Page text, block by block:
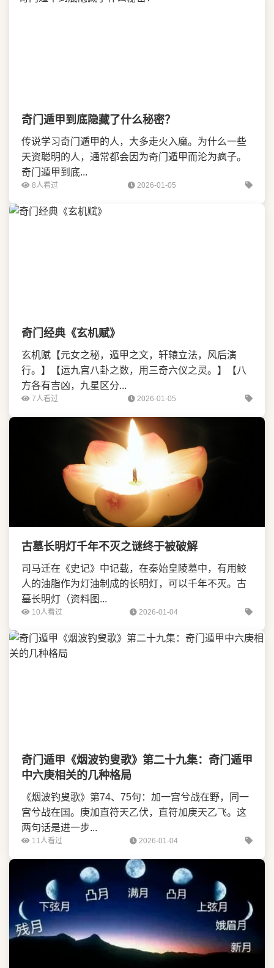
奇门遁甲到底隐藏了什么秘密？
传说学习奇门遁甲的人，大多走火入魔。为什么一些
天资聪明的人，通常都会因为奇门遁甲而沦为疯子。
奇门遁甲到底...
8人看过 2026-01-05
奇门经典《玄机赋》
玄机赋【元女之秘，遁甲之文，轩辕立法，风后演
行。】【运九宫八卦之数，用三奇六仪之灵。】【八
方各有吉凶，九星区分...
7人看过 2026-01-05
古墓长明灯千年不灭之谜终于被破解
司马迁在《史记》中记载，在秦始皇陵墓中，有用鲛
人的油脂作为灯油制成的长明灯，可以千年不灭。古
墓长明灯（资料图...
10人看过 2026-01-04
奇门遁甲《烟波钓叟歌》第二十九集：奇门遁甲
中六庚相关的几种格局
《烟波钓叟歌》第74、75句：加一宫兮战在野，同一
宫兮战在国。庚加直符天乙伏，直符加庚天乙飞。这
两句话是进一步...
11人看过 2026-01-04